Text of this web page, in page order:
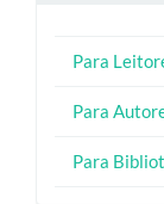
Para
Para
Para